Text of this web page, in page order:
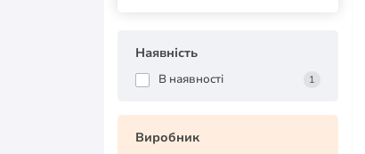
Наявність
В наявності 1
Виробник